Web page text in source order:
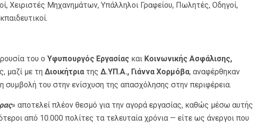
Χειριστές Μηχανημάτων, Υπάλληλοι Γραφείου, Πωλητές, Οδηγοί,
του ο Υφυπουργός Εργασίας και Κοινωνικής Ασφάλισης,
μαζί με τη Διοικήτριατης Δ.ΥΠ.Α., Γιάννα Χορμόβα, αναφέρθηκαν
συμβολή του στην ενίσχυση της απασχόλησης στην περιφέρεια.
» αποτελεί πλέον θεσμό για την αγορά εργασίας, καθώς μέσω αυτής
από 10.000 πολίτες τα τελευταία χρόνια — είτε ως άνεργοι που